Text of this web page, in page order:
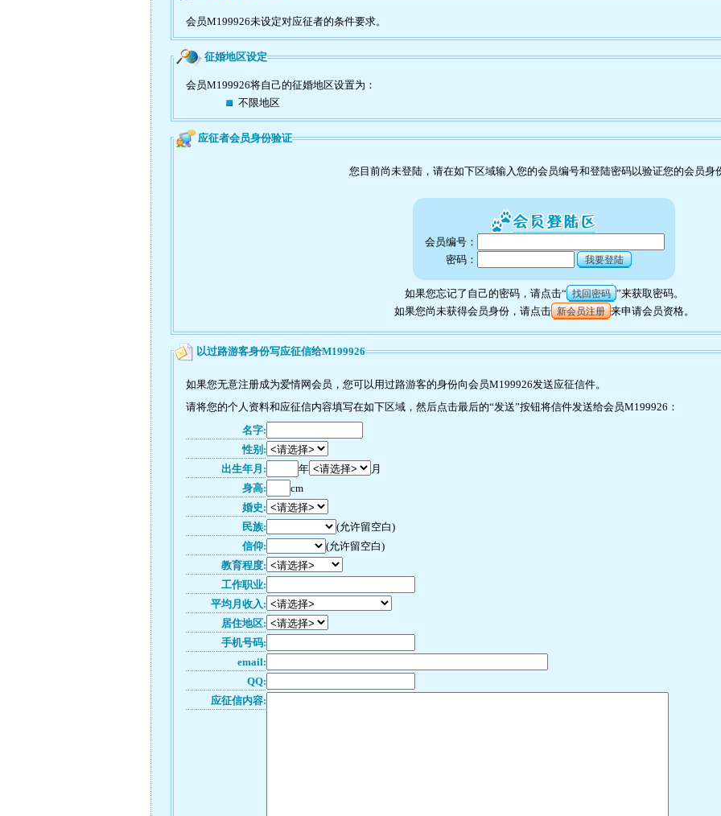
会员M199926未设定对应征者的条件要求。
征婚地区设定
会员M199926将自己的征婚地区设置为：
不限地区
应征者会员身份验证
您目前尚未登陆，请在如下区域输入您的会员编号和登陆密码以验证您的会员身
会员编号：
密码：
我要登陆
如果您忘记了自己的密码，请点击“ 找回密码 ”来获取密码。
如果您尚未获得会员身份，请点击 新会员注册 来申请会员资格。
以过路游客身份写应征信给M199926
如果您无意注册成为爱情网会员，您可以用过路游客的身份向会员M199926发送应征信件。
请将您的个人资料和应征信内容填写在如下区域，然后点击最后的“发送”按钮将信件发送给会员M199926：
名字:
性别:
出生年月:
年
月
身高:
cm
婚史:
民族:
(允许留空白)
信仰:
(允许留空白)
教育程度:
工作职业:
平均月收入:
居住地区:
手机号码:
email:
QQ:
应征信内容: